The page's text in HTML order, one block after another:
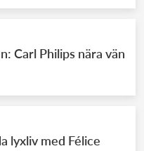
Carl Philips nära vän
lyxliv med Félice